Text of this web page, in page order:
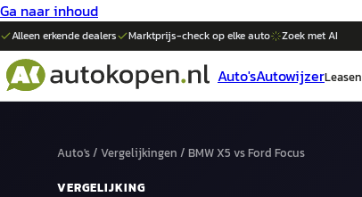
Ga naar inhoud
Alleen erkende dealers Marktprijs-check op elkeauto Zoek met AI
Auto'sAutowijzerLeasen
Auto's/ Vergelijkingen / BMW X5 vsFord Focus
VERGELIJKING